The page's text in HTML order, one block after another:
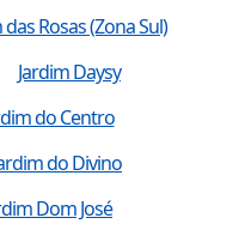
das Rosas (Zona Sul)
Jardim Daysy
do Centro
do Divino
Dom José